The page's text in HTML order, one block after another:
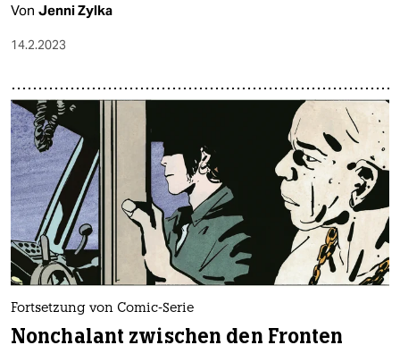
Von Jenni Zylka
14.2.2023
Fortsetzung von Comic-Serie
Nonchalant zwischen den Fronten